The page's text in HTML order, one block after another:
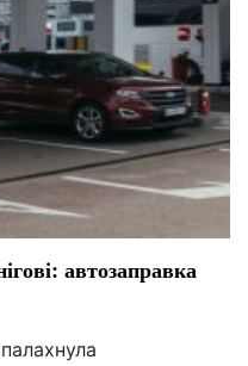
автозаправка